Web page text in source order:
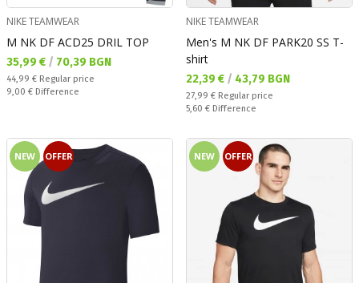
NIKE TEAMWEAR
M NK DF ACD25 DRIL TOP
Текуща цена:
35,99 € / 70,39 BGN
Regular price:
44,99 € Regular price
Спестявате:
9,00 € Difference
NIKE TEAMWEAR
Men's M NK DF PARK20 SS T-
shirt
Текуща цена:
22,39 € / 43,79 BGN
Regular price:
27,99 € Regular price
Спестявате:
5,60 € Difference
NEW OFFER NEW OFFER